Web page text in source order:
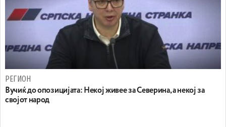
РЕГИОН
Вучиќ до опозицијата: Некој живее за Северина, а некој за
својот народ